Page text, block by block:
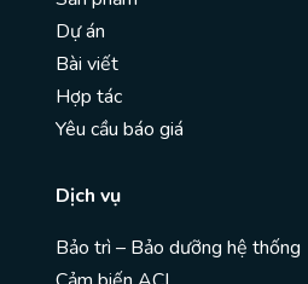
Dự án
Bài viết
Hợp tác
Yêu cầu báo giá
Dịch vụ
Bảo trì – Bảo dưỡng hệ thống